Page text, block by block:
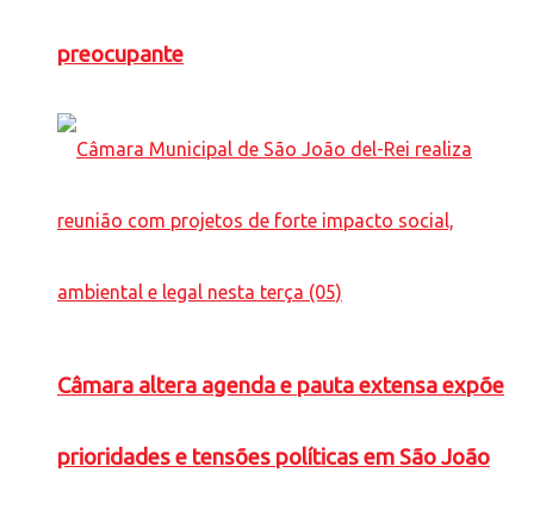
preocupante
Câmara altera agenda e pauta extensa expõe
prioridades e tensões políticas em São João